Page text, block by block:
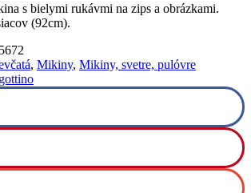
s bielymi rukávmi na zips a obrázkami.
(92cm).
, Mikiny, Mikiny, svetre, pulóvre